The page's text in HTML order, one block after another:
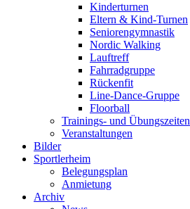
Kinderturnen
Eltern & Kind-Turnen
Seniorengymnastik
Nordic Walking
Lauftreff
Fahrradgruppe
Rückenfit
Line-Dance-Gruppe
Floorball
Trainings- und Übungszeiten
Veranstaltungen
Bilder
Sportlerheim
Belegungsplan
Anmietung
Archiv